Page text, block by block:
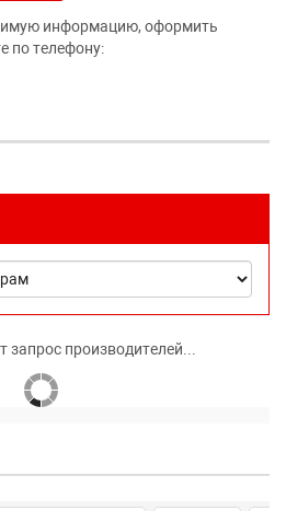
информацию, оформить
по телефону:
запрос производителей...